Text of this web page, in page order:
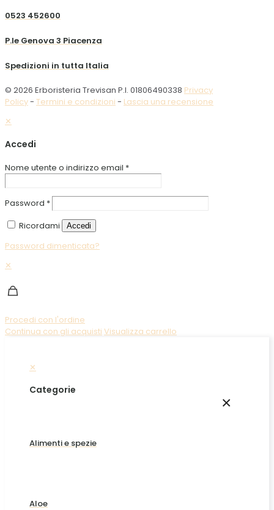
0523 452600
P.le Genova 3 Piacenza
Spedizioni in tutta Italia
© 2026 Erboristeria Trevisan P.I. 01806490338 Privacy
Policy- Termini e condizioni - Lascia una recensione
✕
Accedi
Nome utente o indirizzo email *
Password *
Ricordami
Accedi
Password dimenticata?
✕
Procedi con l'ordine
Continua con gli acquisti Visualizza carrello
✕
×
Categorie
Alimenti e spezie
Aloe